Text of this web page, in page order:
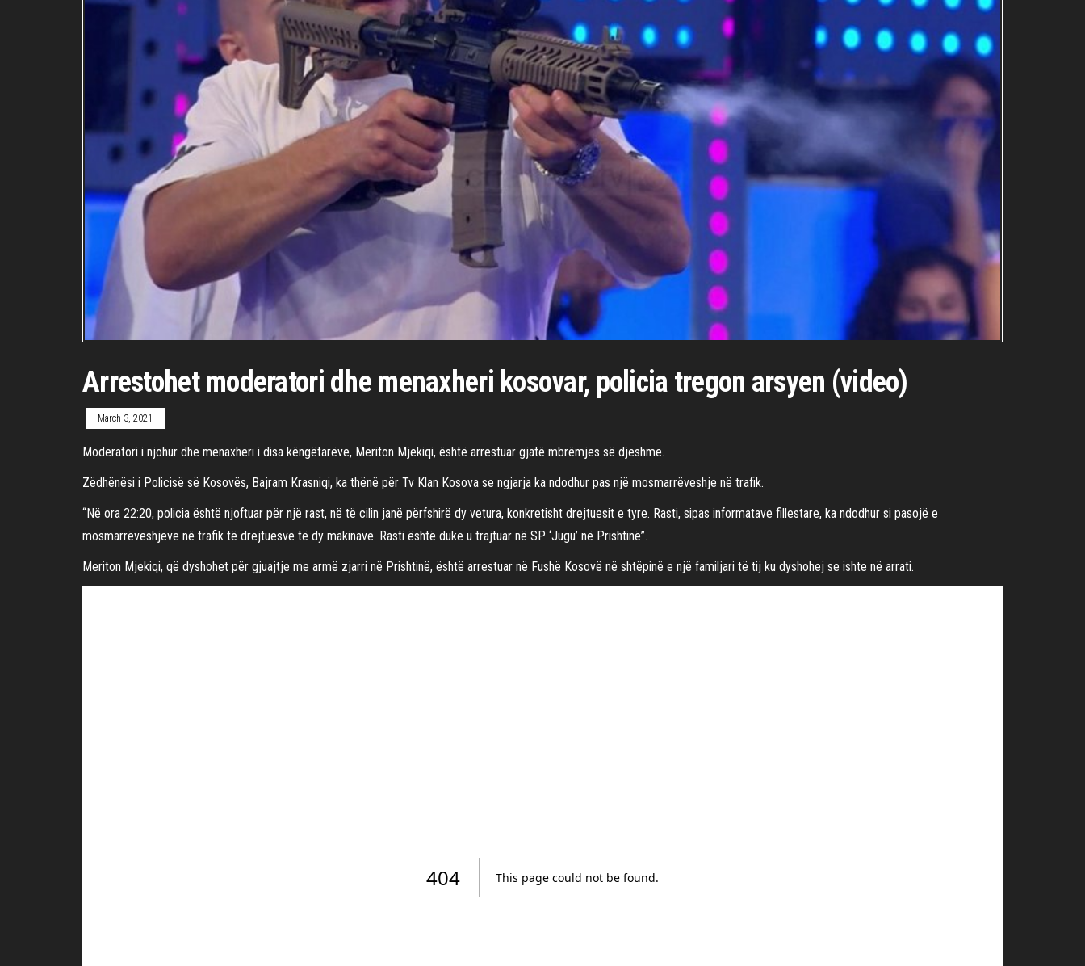
Arrestohet moderatori dhe menaxheri kosovar, policia tregon arsyen (video)
March 3, 2021
Moderatori i njohur dhe menaxheri i disa këngëtarëve, Meriton Mjekiqi, është arrestuar gjatë mbrëmjes së djeshme.
Zëdhënësi i Policisë së Kosovës, Bajram Krasniqi, ka thënë për Tv Klan Kosova se ngjarja ka ndodhur pas një mosmarrëveshje në trafik.
“Në ora 22:20, policia është njoftuar për një rast, në të cilin janë përfshirë dy vetura, konkretisht drejtuesit e tyre. Rasti, sipas informatave fillestare, ka ndodhur si pasojë e
mosmarrëveshjeve në trafik të drejtuesve të dy makinave. Rasti është duke u trajtuar në SP ‘Jugu’ në Prishtinë”.
Meriton Mjekiqi, që dyshohet për gjuajtje me armë zjarri në Prishtinë, është arrestuar në Fushë Kosovë në shtëpinë e një familjari të tij ku dyshohej se ishte në arrati.